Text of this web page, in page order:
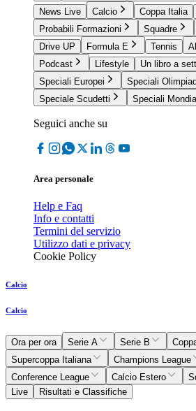
News Live
Calcio Coppa Italia
Probabili Formazioni
Squadre
Drive UP
Formula E Tennis
Podcast
Lifestyle
Un libro a
Speciali Europei
Speciali
Speciale Scudetti
Speciali
Seguici anche su
Area personale
Help e Faq
Info e contatti
Termini del servizio
Utilizzo dati e privacy
Cookie Policy
Calcio
Calcio
Ora per ora Serie A Serie B
Supercoppa Italiana
Champions League
Conference League
Calcio Estero
Live
Risultati e Classifiche